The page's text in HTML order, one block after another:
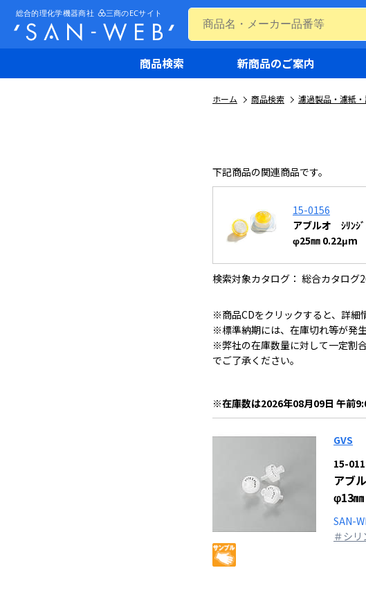
商品検索 新商品のご案内
ホーム 商品検索 濾過製品・濾紙
下記商品の関連商品です。
15-0156
アブルオ ｼﾘﾝｼ
φ25㎜ 0.22μm
検索対象カタログ： 総合カタログ
※商品CDをクリックすると、詳細
※標準納期には、在庫切れ等が発
※弊社の在庫数量に対して一定割
でご了承ください。
※在庫数は2026年08月09日 午前
GVS
15-
アブ
φ13
SAN-
＃シリ